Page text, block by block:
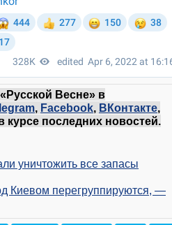
Весне» в
, Facebook, ВКонтакте,
курсе последних новостей.
уничтожить все запасы
Киевом перегруппируются, —